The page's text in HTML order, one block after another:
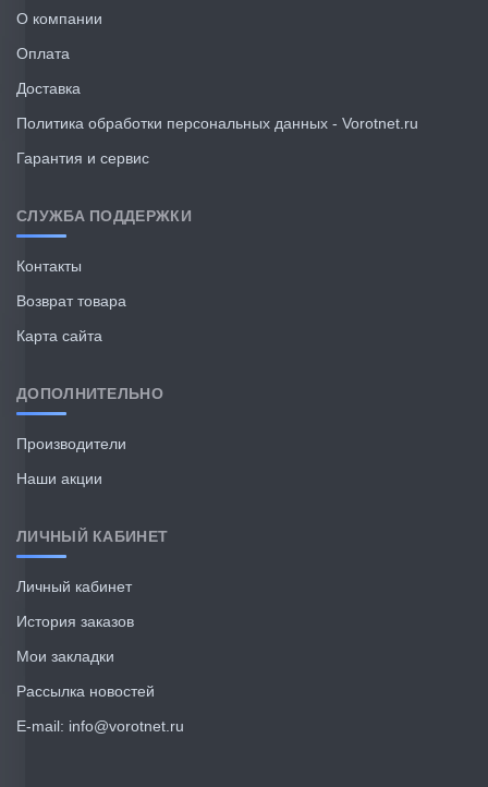
О компании
Оплата
Доставка
Политика обработки персональных данных - Vorotnet.ru
Гарантия и сервис
СЛУЖБА ПОДДЕРЖКИ
Контакты
Возврат товара
Карта сайта
ДОПОЛНИТЕЛЬНО
Производители
Наши акции
ЛИЧНЫЙ КАБИНЕТ
Личный кабинет
История заказов
Мои закладки
Рассылка новостей
E-mail: info@vorotnet.ru